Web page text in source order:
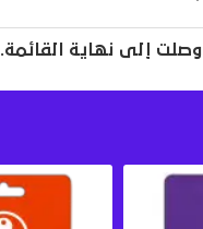
وصلت إلى نهاية القائمة.